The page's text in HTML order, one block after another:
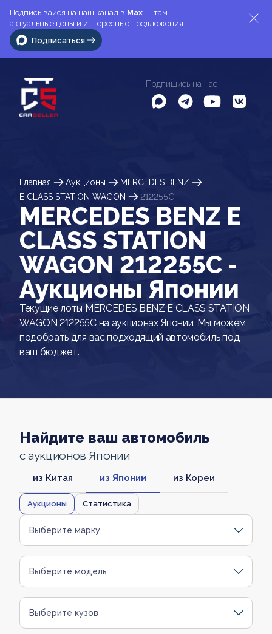
Подписывайся на наш канал в Max — там
актуальные цены и интересные предложения
Подписаться
Подпишись на нас
Главная Аукционы
MERCEDES BENZ
E CLASS STATION WAGON
212255C
MERCEDES BENZ E
CLASS STATION
WAGON 212255C -
Аукционы Японии
Текущие лоты MERCEDES BENZ E CLASS STATION
WAGON 212255C на аукционах Японии. Мы можем
подобрать для вас подходящий автомобиль под
ваш бюджет.
Найдите ваш автомобиль
с аукционов Японии
из Китая из Японии из Кореи
Аукционы Статистика
Выберите марку
Выберите модель
Выберите кузов